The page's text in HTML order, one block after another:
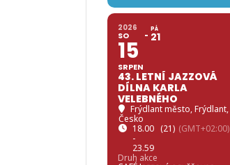
2026
SO
15
SRPEN
PÁ
21
43. LETNÍ JAZZOVÁ
DÍLNA KARLA
VELEBNÉHO
Frýdlant město, Frýdlant,
Česko
18.00
-
23.59
(21) (GMT+02:00)
Druh akce